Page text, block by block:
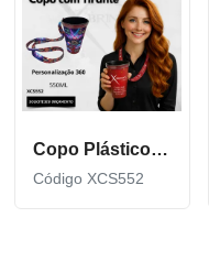
Copo Plástico de 550 ML com Tirante Personalizado XCS552
Código XCS552